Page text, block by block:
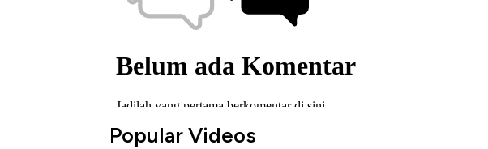
Popular Videos